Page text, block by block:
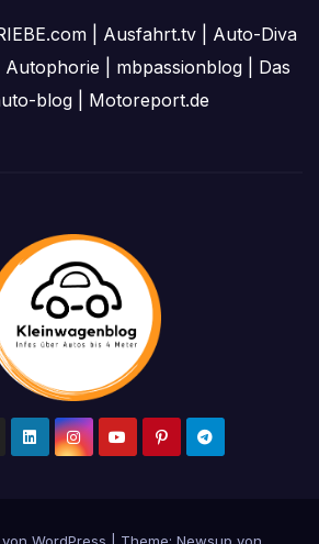
Ausfahrt.tv
Auto-Diva
Autophorie mbpassionblog
Das
blog Motoreport.de